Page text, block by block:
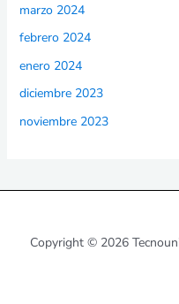
marzo 2024
febrero 2024
enero 2024
diciembre 2023
noviembre 2023
Copyright © 2026